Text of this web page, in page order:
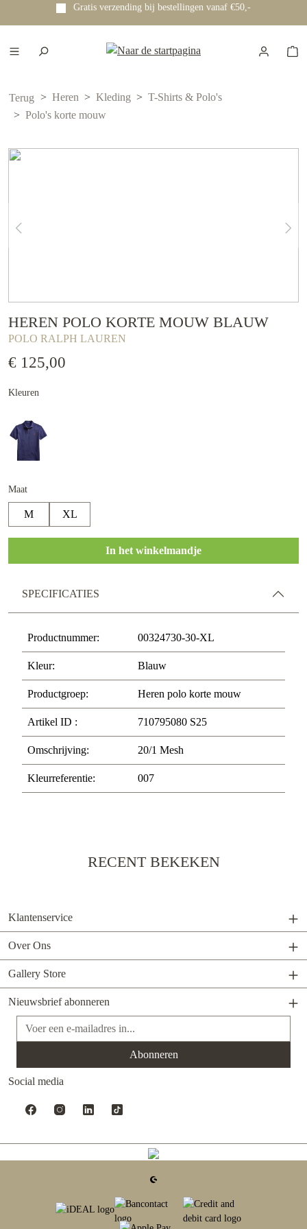
hoofdinhoud
Gratis verzending bij bestellingen vanaf €50,-
Terug Heren Kleding
T-Shirts & Polo's
Polo's korte mouw
HEREN POLO KORTE MOUW BLAUW
POLO RALPH LAUREN
€ 125,00
Kleuren
Maat
M XL
In het winkelmandje
SPECIFICATIES
Productnummer: 00324730-30-XL
Kleur: Blauw
Productgroep: Heren polo korte mouw
Artikel ID : 710795080 S25
Omschrijving: 20/1 Mesh
Kleurreferentie: 007
RECENT BEKEKEN
Klantenservice
Over Ons
Gallery Store
Nieuwsbrief abonneren
E-mailadres*
Abonneren
Social media